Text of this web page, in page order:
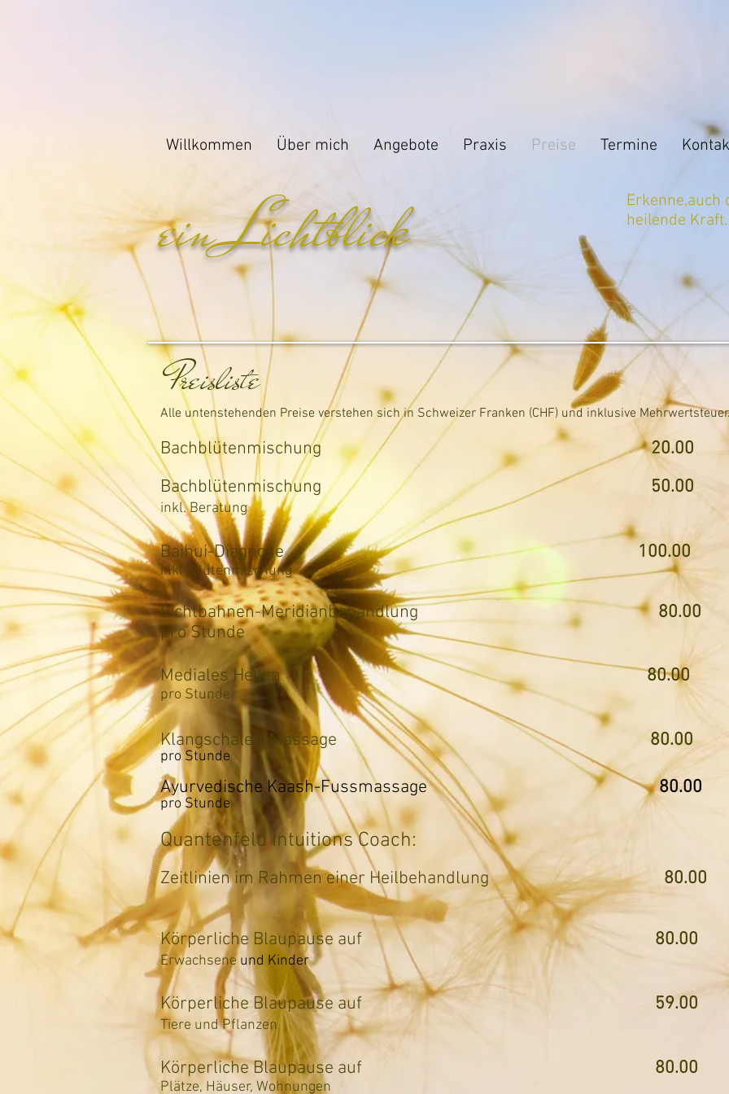
Willkommen Über mich Angebote Praxis Preise Termine
ein Lichtblick
Erkenne,auch
heilende Kraft.
Preisliste
Alle untenstehenden Preise verstehen sich in Schweizer Franken (CHF) und inklusive
Bachblütenmischung20.00
Bachblütenmischung 50.00
inkl. Beratung
Baihui-Diagnose 100.00
inkl. Blütenmischung
Lichtbahnen-Meridianbehandlung 80.00
pro Stunde
Mediales Heilen80.00
pro Stunde
Klangschalen-Massage80.00
pro Stunde
Ayurvedische Kaash-Fussmassage80.00
pro Stunde
Quantenfeld Intuitions Coach:
Zeitlinien im Rahmen einer Heilbehandlung 80.00
Körperliche Blaupause auf 80.00
Erwachsene und Kinder
Körperliche Blaupause auf 59.00
Tiere und Pflanzen
Körperliche Blaupause auf 80.00
Plätze, Häuser, Wohnungen